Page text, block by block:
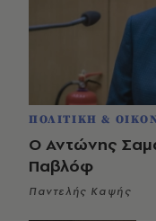
ΠΟΛΙΤΙΚΗ &
Ο Αντώνης
Παβλόφ
Παντελής Καψής